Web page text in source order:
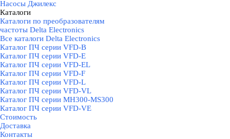
Насосы Джилекс
Каталоги
Каталоги по преобразователям
частоты Delta Electronics
Все каталоги Delta Electronics
Каталог ПЧ серии VFD-B
Каталог ПЧ серии VFD-E
Каталог ПЧ серии VFD-EL
Каталог ПЧ серии VFD-F
Каталог ПЧ серии VFD-L
Каталог ПЧ серии VFD-VL
Каталог ПЧ серии MH300-MS300
Каталог ПЧ серии VFD-VE
Стоимость
Доставка
Контакты